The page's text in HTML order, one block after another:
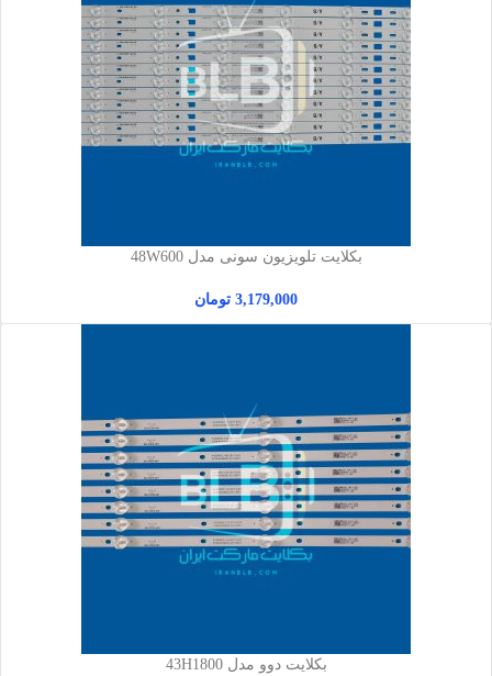
بکلایت تلویزیون سونی مدل 48W600
3,179,000 تومان
بکلایت دوو مدل 43H1800